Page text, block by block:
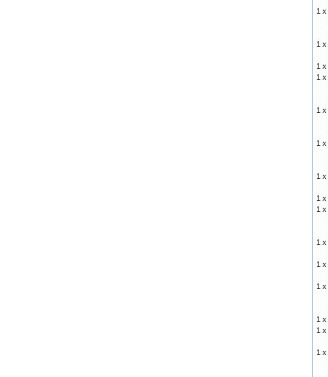
1 x
1 x
1 x
1 x
1 x
1 x
1 x
1 x
1 x
1 x
1 x
1 x
1 x
1 x
1 x